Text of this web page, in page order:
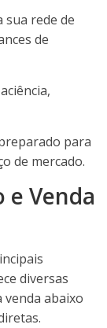
sua rede de
de
para
de mercado.
e Venda
diversas
venda abaixo